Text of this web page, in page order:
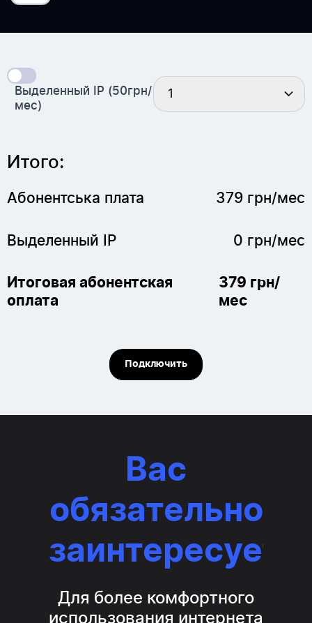
Выделенный IP (50грн/
мес)
1
Итого:
Абонентська плата 379 грн/мес
Выделенный IP 0 грн/мес
Итоговая абонентская
оплата
379 грн/
мес
Подключить
Вас
обязательно
заинтересует...
Для более комфортного
использования интернета